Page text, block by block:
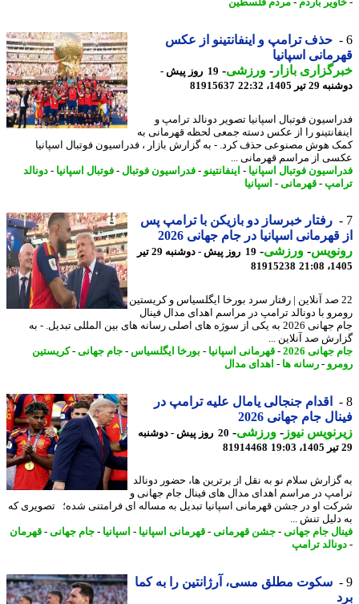
باردم- مردم فلسطین
حذف ترامپ و اینفانتینو از عکس
اسپانیا
بازار- ورزشی-
19 روز پیش -
1405، 22:32
81915637
فوتبال اسپانیا تصویر دونالد ترامپ و
را از عکس دسته جمعی لحظه قهرمانی به
هوش مصنوعی حذف کرد. - به گزارش بازار ، فدراسیون فوتبال اسپانیا
از مراسم قهرمانی ...
فوتبال اسپانیا-اینفانتینو-فدراسیون فوتبال-فوتبال اسپانیا-دونالد
-قهرمانی-اسپانیا
رفتار خبرساز دو بازیکن با ترامپ پس
اسپانیا در جام جهانی 2026
-ورزشی-
19 روز پیش - دوشنبه 29 تیر
81915238
صد آنلاین | رفتار سرد بورخا ایگلسیاس و کریستین
با دونالد ترامپ در مراسم اهدای مدال فینال
جام جهانی 2026 به یکی از سوژه های اصلی رسانه های بین المللی تبدیل. - به
صد آنلاین ...
2026
-قهرمانی اسپانیا-بورخا ایگلسیاس-جام جهانی-کریستین
-رسانه ها- اهدای مدال
اقدام جنجالی یامال علیه ترامپ در
جام جهانی 2026
نیوز-ورزشی-
20 روز پیش - دوشنبه
81914468
سلام نو به نقل از برترین ها، حضور دونالد
در مراسم اهدای مدال های فینال جام جهانی و
او در جشن قهرمانی اسپانیا تبدیل به مساله ای فرامتنی شده؛ تصویری که
تنش ...
جام جهانی-جشن قهرمانی-قهرمانی اسپانیا-اسپانیا-جام جهانی-قهرمان
ترامپ
سکوت مطلق مسی، آرژانتین را به کما